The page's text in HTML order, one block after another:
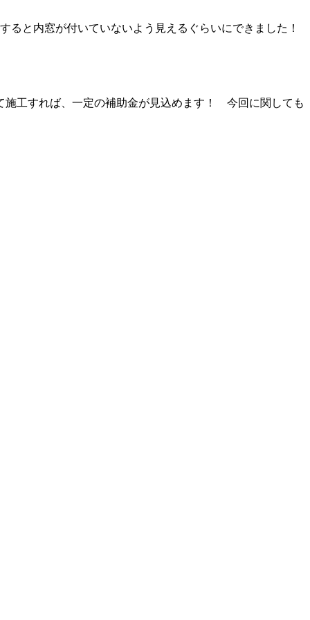
と内窓が付いていないよう見えるぐらいにできました！
施工すれば、一定の補助金が見込めます！ 今回に関しても